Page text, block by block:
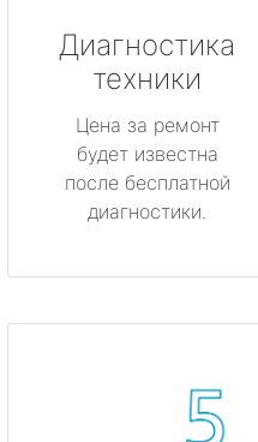
Диагностика
техники
Цена за ремонт
будет известна
после бесплатной
диагностики.